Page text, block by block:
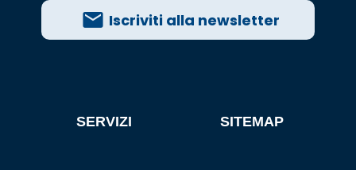
Iscriviti alla newsletter
SERVIZI SITEMAP